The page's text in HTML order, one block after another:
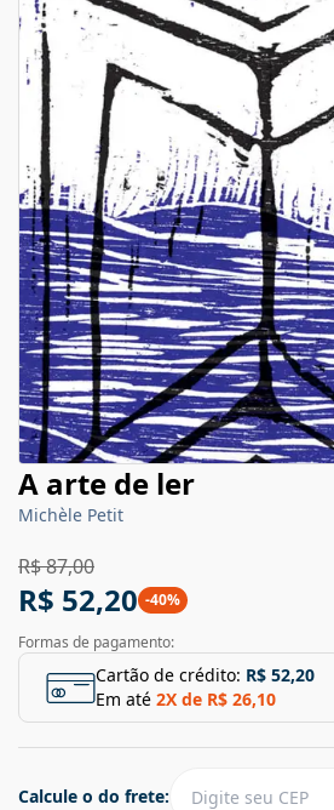
A arte de ler
Michèle Petit
R$ 87,00
R$ 52,20 -40%
Formas de pagamento:
Cartão de crédito: R$ 52,20
Em até 2X de R$ 26,10
Calcule o do frete: